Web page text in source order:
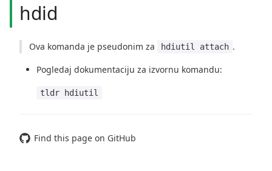
hdid
Ova komanda je pseudonim za hdiutil attach .
Pogledaj dokumentaciju za izvornu komandu:
tldr hdiutil
Find this page on GitHub